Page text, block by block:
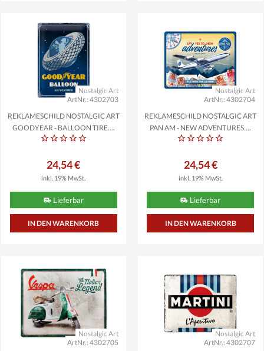
ArtNr.: 4302703
Nostalgic Art
REKLAMESCHILD NOSTALGIC ART
GOODYEAR - BALLOON TIRE,...
24,54 €
inkl. 19% MwSt.
Lieferbar
ArtNr.: 4302704
Nostalgic Art
REKLAMESCHILD NOSTALGIC ART
PAN AM - NEW ADVENTURES,...
24,54 €
inkl. 19% MwSt.
Lieferbar
ArtNr.: 4302705
Nostalgic Art
ArtNr.: 4302707
Nostalgic Art